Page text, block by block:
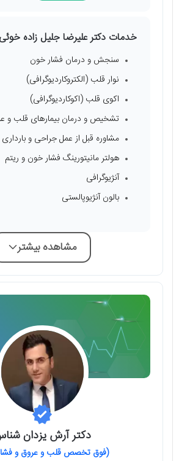
خدمات دکتر علیرضا جلیل زاده
سنجش و درمان فشار خون
نوار قلب (الکتروکاردیوگرافی)
اکوی قلب (اکوکاردیوگرافی)
تشخیص و درمان بیمارهای قلب و
مشاوره قبل از عمل جراحی و بارداری
هولتر مانیتورینگ فشار خون و ریتم
آنژیوگرافی
بالون آنژیوپالستی
مشاهده بیشتر
دکتر آرش یزدان
(فوق تخصص قلب و عروق و